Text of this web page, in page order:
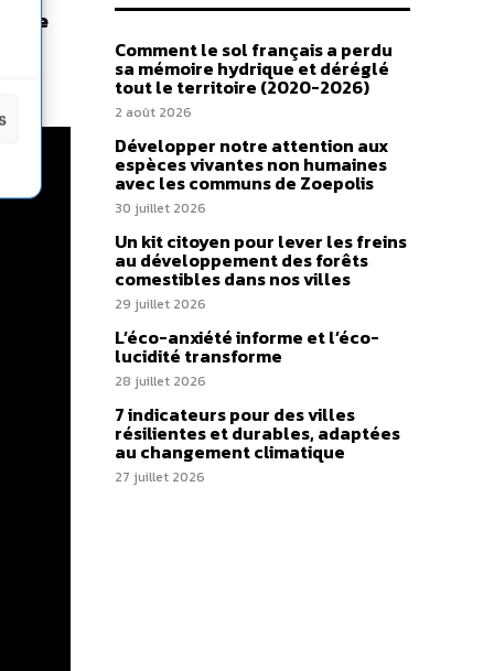
Comment le sol français a perdu
sa mémoire hydrique et déréglé
tout le territoire (2020-2026)
2 août 2026
Développer notre attention aux
espèces vivantes non humaines
avec les communs de Zoepolis
30 juillet 2026
Un kit citoyen pour lever les freins
au développement des forêts
comestibles dans nos villes
29 juillet 2026
L’éco-anxiété informe et l’éco-
lucidité transforme
28 juillet 2026
7 indicateurs pour des villes
résilientes et durables, adaptées
au changement climatique
27 juillet 2026